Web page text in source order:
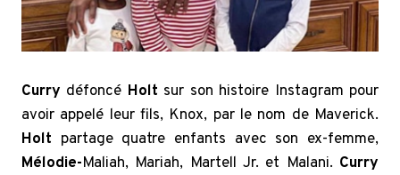
Curry défoncé Holt sur son histoire Instagram pour
avoir appelé leur fils, Knox, par le nom de Maverick.
Holt partage quatre enfants avec son ex-femme,
Mélodie-Maliah, Mariah, Martell Jr. et Malani. Curry